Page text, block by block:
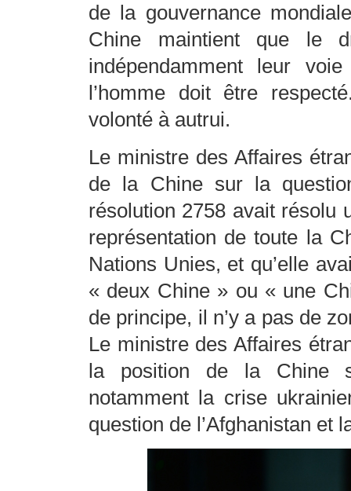
de la gouvernance
Chine maintient que le
indépendamment leur
l’homme doit être
volonté à autrui.
Le ministre des Affaires
de la Chine sur la
résolution 2758 avait résolu
représentation de toute la
Nations Unies, et qu’elle
« deux Chine » ou « une
de principe, il n’y a pas de
Le ministre des Affaires
la position de la Chine
notamment la crise
question de l’Afghanistan et